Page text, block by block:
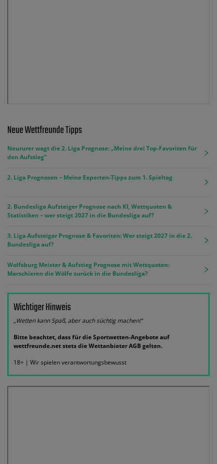
Neue Wettfreunde Tipps
Neururer wagt die 2. Liga Prognose: „Meine drei Top-Favoriten für
den Aufstieg“
2. Liga Prognosen – Meine Experten-Tipps zum 1. Spieltag
2. Bundesliga Aufsteiger Prognose nach KI, Wettquoten &
Statistiken – wer steigt 2027 in die Bundesliga auf?
3. Liga Aufsteiger Prognose & Favoriten: Wer steigt 2027 in die 2.
Bundesliga auf?
Wolfsburg Meister & Aufstieg Prognose mit Wettquoten:
Marschieren die Wölfe zurück in die Bundesliga?
Wichtiger Hinweis
„Wetten kann Spaß, aber auch süchtig machen!“
Bitte beachtet, dass für die Sportwetten-Angebote auf
wettfreunde.net stets die Wettanbieter AGB gelten.
18+ | Wir spielen verantwortungsbewusst